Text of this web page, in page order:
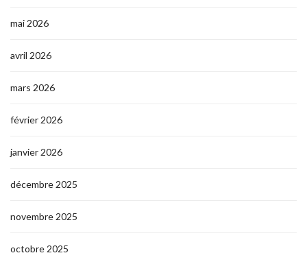
mai 2026
avril 2026
mars 2026
février 2026
janvier 2026
décembre 2025
novembre 2025
octobre 2025